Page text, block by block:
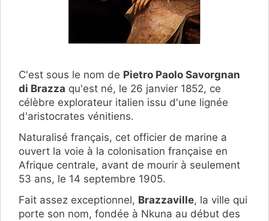
C'est sous le nom de Pietro Paolo Savorgnan
di Brazza qu'est né, le 26 janvier 1852, ce
célèbre explorateur italien issu d'une lignée
d'aristocrates vénitiens.
Naturalisé français, cet officier de marine a
ouvert la voie à la colonisation française en
Afrique centrale, avant de mourir à seulement
53 ans, le 14 septembre 1905.
Fait assez exceptionnel, Brazzaville, la ville qui
porte son nom, fondée à Nkuna au début des